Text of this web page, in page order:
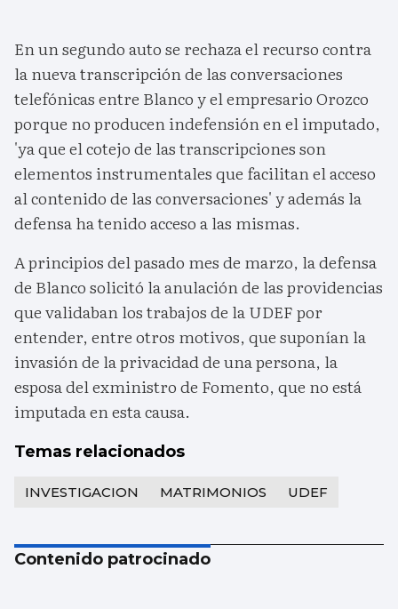
En un segundo auto se rechaza el recurso contra
la nueva transcripción de las conversaciones
telefónicas entre Blanco y el empresario Orozco
porque no producen indefensión en el imputado,
'ya que el cotejo de las transcripciones son
elementos instrumentales que facilitan el acceso
al contenido de las conversaciones' y además la
defensa ha tenido acceso a las mismas.
A principios del pasado mes de marzo, la defensa
de Blanco solicitó la anulación de las providencias
que validaban los trabajos de la UDEF por
entender, entre otros motivos, que suponían la
invasión de la privacidad de una persona, la
esposa del exministro de Fomento, que no está
imputada en esta causa.
Temas relacionados
INVESTIGACION MATRIMONIOS UDEF
Contenido patrocinado